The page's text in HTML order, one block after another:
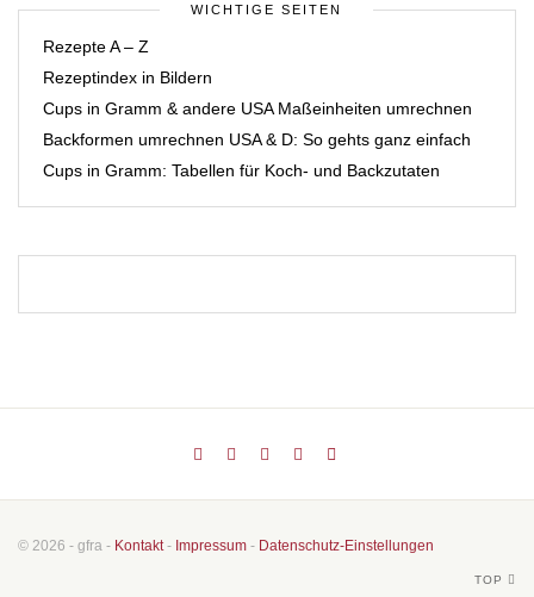
WICHTIGE SEITEN
Rezepte A – Z
Rezeptindex in Bildern
Cups in Gramm & andere USA Maßeinheiten umrechnen
Backformen umrechnen USA & D: So gehts ganz einfach
Cups in Gramm: Tabellen für Koch- und Backzutaten
© 2026 - gfra - Kontakt- Impressum - Datenschutz-Einstellungen
TOP